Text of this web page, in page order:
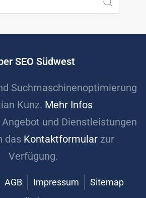
SEO Südwest
Suchmaschinenoptimierung
Kunz. Mehr Infos
und Dienstleistungen
das Kontaktformular zur
Verfügung.
AGB Impressum
Sitemap